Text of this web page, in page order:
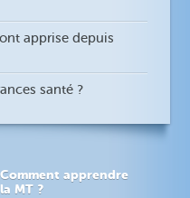
apprise depuis
santé ?
Comment apprendre
la MT ?